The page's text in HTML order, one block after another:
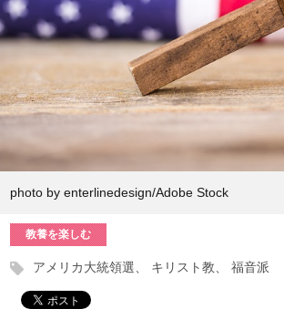
photo by enterlinedesign/Adobe Stock
教養を楽しむ
アメリカ大統領選 キリスト教 福音派